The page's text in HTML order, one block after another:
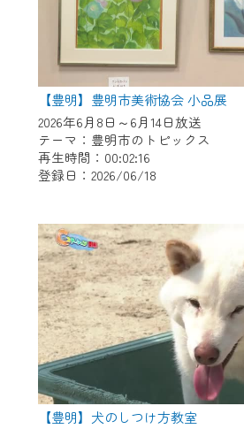
【豊明】豊明市美術協会 小品展
2026年6月8日～6月14日放送
テーマ：豊明市のトピックス
再生時間：00:02:16
登録日：2026/06/18
【豊明】犬のしつけ方教室